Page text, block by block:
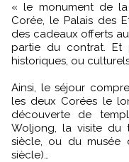
« le monument de
Corée, le Palais des
des cadeaux offerts
partie du contrat. Et
historiques, ou
Ainsi, le séjour
les deux Corées le
découverte de
Woljong, la visite du
siècle, ou du musée
siècle)…